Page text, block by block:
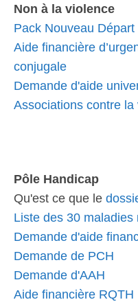
Non à la violence
Pack Nouveau Départ
Aide financière
conjugale
Demande d'aide
Associations contre
Pôle Handicap
Qu'est ce que le
Liste des 30
Demande d'aide
Demande de PCH
Demande d'AAH
Aide financière RQTH